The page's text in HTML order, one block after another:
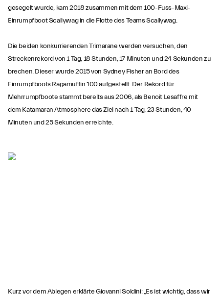
gesegelt wurde, kam 2018 zusammen mit dem 100-Fuss-Maxi-
Einrumpfboot Scallywag in die Flotte des Teams Scallywag.
Die beiden konkurrierenden Trimarane werden versuchen, den
Streckenrekord von 1 Tag, 18 Stunden, 17 Minuten und 24 Sekunden zu
brechen. Dieser wurde 2015 von Sydney Fisher an Bord des
Einrumpfboots Ragamuffin 100 aufgestellt. Der Rekord für
Mehrrumpfboote stammt bereits aus 2006, als Benoit Lesaffre mit
dem Katamaran Atmosphere das Ziel nach 1 Tag, 23 Stunden, 40
Minuten und 25 Sekunden erreichte.
Kurz vor dem Ablegen erklärte Giovanni Soldini: „Es ist wichtig, dass wir